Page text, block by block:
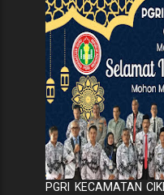
PGRI KECAMATAN